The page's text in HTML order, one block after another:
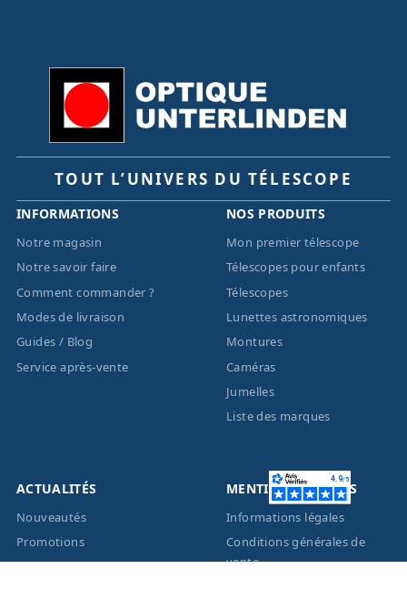
TOUT L’UNIVERS DU TÉLESCOPE
INFORMATIONS
Notre magasin
Notre savoir faire
Comment commander ?
Modes de livraison
Guides / Blog
Service après-vente
NOS PRODUITS
Mon premier télescope
Télescopes pour enfants
Télescopes
Lunettes astronomiques
Montures
Caméras
Jumelles
Liste des marques
ACTUALITÉS
Nouveautés
Promotions
Facebook
MENTIONS LÉGALES
Informations légales
Conditions générales de
vente